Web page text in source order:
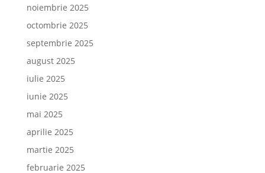
noiembrie 2025
octombrie 2025
septembrie 2025
august 2025
iulie 2025
iunie 2025
mai 2025
aprilie 2025
martie 2025
februarie 2025